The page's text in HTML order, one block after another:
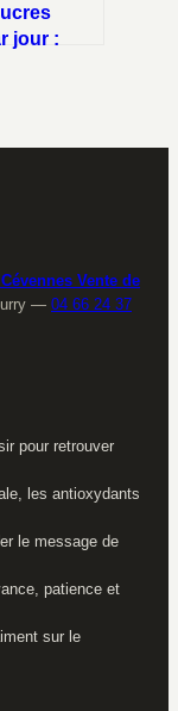
jour :
Vente de
— 04 66 24 37
pour retrouver
les antioxydants
le message de
patience et
sur le